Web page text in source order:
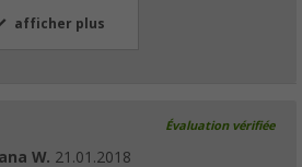
afficher plus
Évaluation vérifiée
W. 21.01.2018